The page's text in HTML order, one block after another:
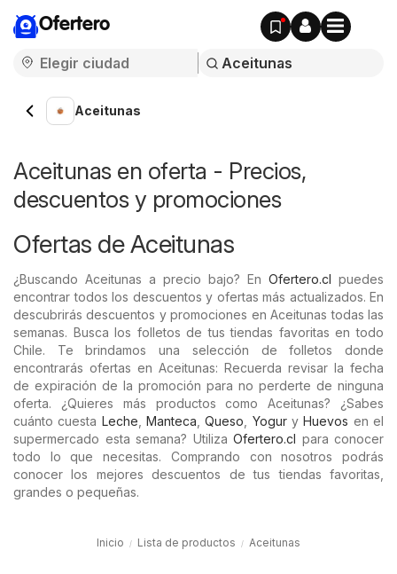
Ofertero
Aceitunas
Aceitunas en oferta - Precios,
descuentos y promociones
Ofertas de Aceitunas
¿Buscando Aceitunas a precio bajo? En Ofertero.cl puedes
encontrar todos los descuentos y ofertas más actualizados. En
descubrirás descuentos y promociones en Aceitunas todas las
semanas. Busca los folletos de tus tiendas favoritas en todo
Chile. Te brindamos una selección de folletos donde
encontrarás ofertas en Aceitunas: Recuerda revisar la fecha
de expiración de la promoción para no perderte de ninguna
oferta. ¿Quieres más productos como Aceitunas? ¿Sabes
cuánto cuesta Leche ,Manteca ,Queso YoguryHuevos en el
supermercado esta semana? Utiliza Ofertero.cl para conocer
todo lo que necesitas. Comprando con nosotros podrás
conocer los mejores descuentos de tus tiendas favoritas,
grandes o pequeñas.
Inicio Lista de productos Aceitunas